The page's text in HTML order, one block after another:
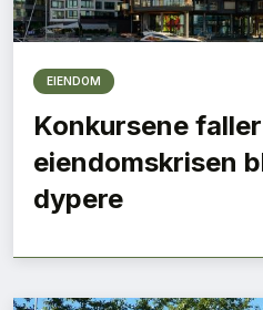
EIENDOM
Konkursene faller
eiendomskrisen
dypere